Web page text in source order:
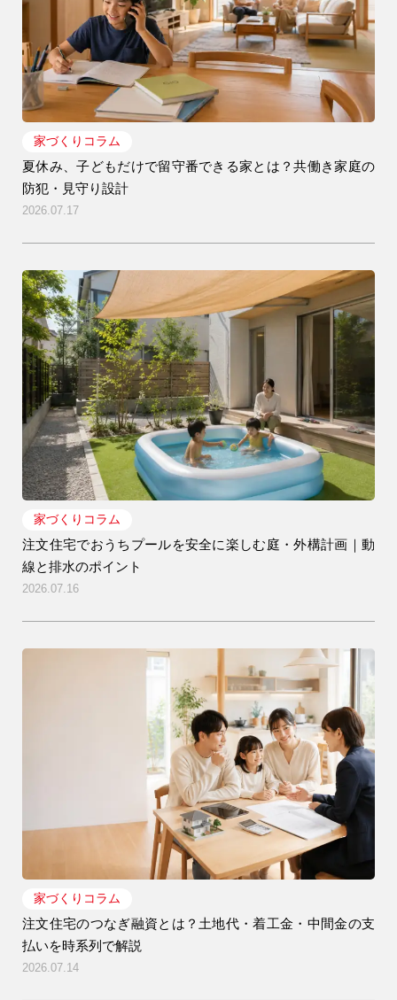
家づくりコラム
夏休み、子どもだけで留守番できる家とは？共働き家庭の
防犯・見守り設計
2026.07.17
家づくりコラム
注文住宅でおうちプールを安全に楽しむ庭・外構計画｜動
線と排水のポイント
2026.07.16
家づくりコラム
注文住宅のつなぎ融資とは？土地代・着工金・中間金の支
払いを時系列で解説
2026.07.14